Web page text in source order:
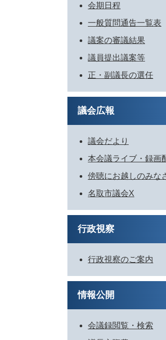
会期日程
一般質問通告一覧表
議案の審議結果
議員提出議案等
正・副議長の選任
議会広報
議会だより
本会議ライブ・録画
傍聴にお越しのみな
名取市議会X
行政視察
行政視察のご案内
情報公開
会議録閲覧・検索